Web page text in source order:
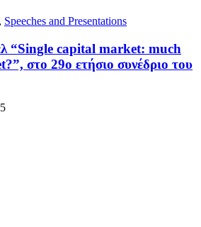
, Speeches and Presentations
“Single capital market: much
στο 29ο ετήσιο συνέδριο του